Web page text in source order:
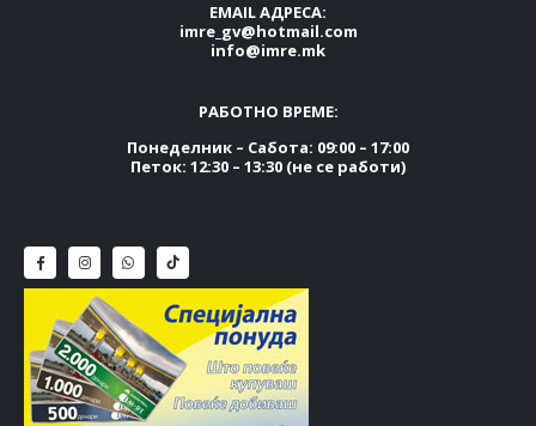
EMAIL АДРЕСА:
imre_gv@hotmail.com
info@imre.mk
РАБОТНО ВРЕМЕ:
Понеделник – Сабота: 09:00 – 17:00
Петок: 12:30 – 13:30 (не се работи)